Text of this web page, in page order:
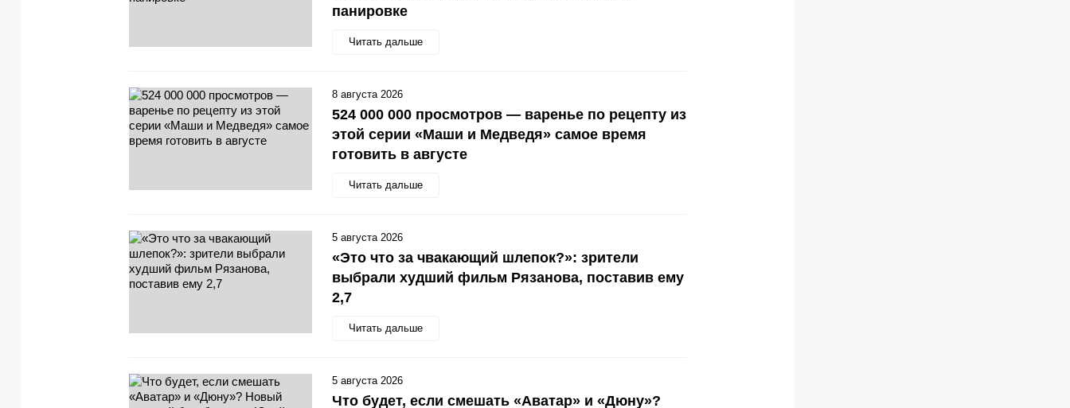
панировке
Читать дальше
524 000 000 просмотров — варенье по рецепту из
этой серии «Маши и Медведя» самое время
готовить в августе
Читать дальше
8 августа 2026
«Это что за чвакающий шлепок?»: зрители
выбрали худший фильм Рязанова, поставив ему
2,7
Читать дальше
5 августа 2026
Что будет, если смешать «Аватар» и «Дюну»?
5 августа 2026